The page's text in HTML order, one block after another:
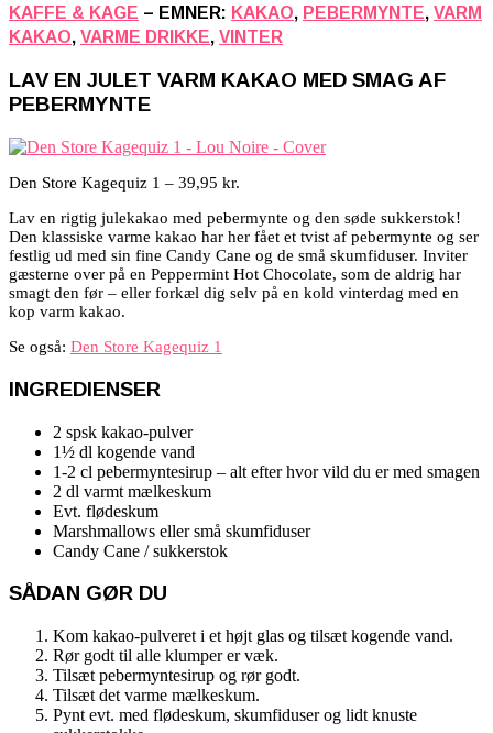
KAFFE & KAGE – EMNER: KAKAO, PEBERMYNTE, VARM
KAKAO, VARME DRIKKE, VINTER
LAV EN JULET VARM KAKAO MED SMAG AF
PEBERMYNTE
Den Store Kagequiz 1 – 39,95 kr.
Lav en rigtig julekakao med pebermynte og den søde sukkerstok!
Den klassiske varme kakao har her fået et tvist af pebermynte og ser
festlig ud med sin fine Candy Cane og de små skumfiduser. Inviter
gæsterne over på en Peppermint Hot Chocolate, som de aldrig har
smagt den før – eller forkæl dig selv på en kold vinterdag med en
kop varm kakao.
Se også: Den Store Kagequiz 1
INGREDIENSER
2 spsk kakao-pulver
1½ dl kogende vand
1-2 cl pebermyntesirup – alt efter hvor vild du er med smagen
2 dl varmt mælkeskum
Evt. flødeskum
Marshmallows eller små skumfiduser
Candy Cane / sukkerstok
SÅDAN GØR DU
Kom kakao-pulveret i et højt glas og tilsæt kogende vand.
Rør godt til alle klumper er væk.
Tilsæt pebermyntesirup og rør godt.
Tilsæt det varme mælkeskum.
Pynt evt. med flødeskum, skumfiduser og lidt knuste